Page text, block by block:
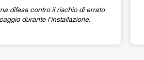
difesa contro il rischio di errato
durante l'installazione.